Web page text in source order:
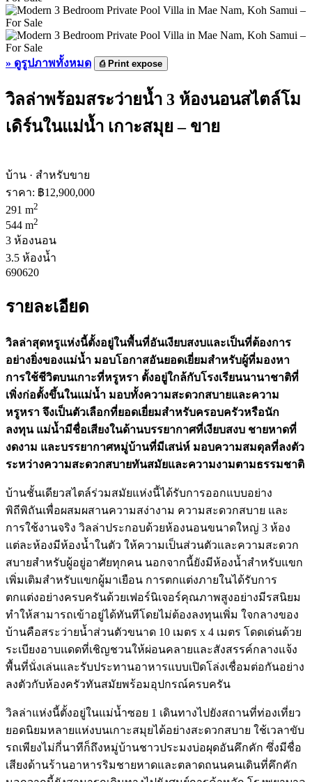
» ดูรูปภาพทั้งหมด ⎙Print expose
วิลล่าพร้อมสระว่ายน้ำ 3 ห้องนอนสไตล์โม
เดิร์นในแม่น้ำ เกาะสมุย – ขาย
บ้าน · สำหรับขาย
ราคา: ฿12,900,000
291 m2
544 m2
3 ห้องนอน
3.5 ห้องน้ำ
690620
รายละเอียด
วิลล่าสุดหรูแห่งนี้ตั้งอยู่ในพื้นที่อันเงียบสงบและเป็นที่ต้องการ
อย่างยิ่งของแม่น้ำ มอบโอกาสอันยอดเยี่ยมสำหรับผู้ที่มองหา
การใช้ชีวิตบนเกาะที่หรูหรา ตั้งอยู่ใกล้กับโรงเรียนนานาชาติที่
เพิ่งก่อตั้งขึ้นในแม่น้ำ มอบทั้งความสะดวกสบายและความ
หรูหรา จึงเป็นตัวเลือกที่ยอดเยี่ยมสำหรับครอบครัวหรือนัก
ลงทุน แม่น้ำมีชื่อเสียงในด้านบรรยากาศที่เงียบสงบ ชายหาดที่
งดงาม และบรรยากาศหมู่บ้านที่มีเสน่ห์ มอบความสมดุลที่ลงตัว
ระหว่างความสะดวกสบายทันสมัยและความงามตามธรรมชาติ
บ้านชั้นเดียวสไตล์ร่วมสมัยแห่งนี้ได้รับการออกแบบอย่าง
พิถีพิถันเพื่อผสมผสานความสง่างาม ความสะดวกสบาย และ
การใช้งานจริง วิลล่าประกอบด้วยห้องนอนขนาดใหญ่ 3 ห้อง
แต่ละห้องมีห้องน้ำในตัว ให้ความเป็นส่วนตัวและความสะดวก
สบายสำหรับผู้อยู่อาศัยทุกคน นอกจากนี้ยังมีห้องน้ำสำหรับแขก
เพิ่มเติมสำหรับแขกผู้มาเยือน การตกแต่งภายในได้รับการ
ตกแต่งอย่างครบครันด้วยเฟอร์นิเจอร์คุณภาพสูงอย่างมีรสนิยม
ทำให้สามารถเข้าอยู่ได้ทันทีโดยไม่ต้องลงทุนเพิ่ม ใจกลางของ
บ้านคือสระว่ายน้ำส่วนตัวขนาด 10 เมตร x 4 เมตร โดดเด่นด้วย
ระเบียงอาบแดดที่เชิญชวนให้ผ่อนคลายและสังสรรค์กลางแจ้ง
พื้นที่นั่งเล่นและรับประทานอาหารแบบเปิดโล่งเชื่อมต่อกันอย่าง
ลงตัวกับห้องครัวทันสมัยพร้อมอุปกรณ์ครบครัน
วิลล่าแห่งนี้ตั้งอยู่ในแม่น้ำซอย 1 เดินทางไปยังสถานที่ท่องเที่ยว
ยอดนิยมหลายแห่งบนเกาะสมุยได้อย่างสะดวกสบาย ใช้เวลาขับ
รถเพียงไม่กี่นาทีก็ถึงหมู่บ้านชาวประมงบ่อผุดอันคึกคัก ซึ่งมีชื่อ
เสียงด้านร้านอาหารริมชายหาดและตลาดถนนคนเดินที่คึกคัก